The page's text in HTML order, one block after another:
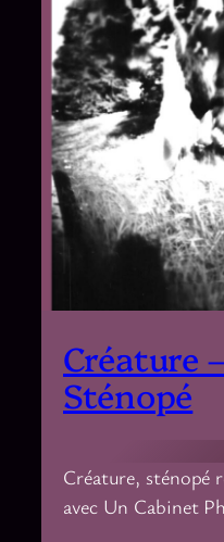
Créature
Sténopé
Créature, sténopé
avec Un Cabinet